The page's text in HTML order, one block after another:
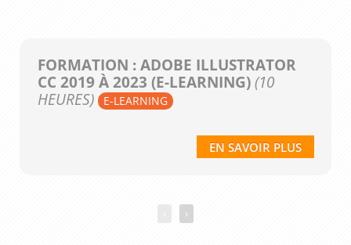
FORMATION : ADOBE ILLUSTRATOR
CC 2019 À 2023 (E-LEARNING)(10
HEURES)
E-LEARNING
EN SAVOIR PLUS
›